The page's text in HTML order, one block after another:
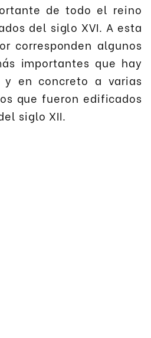
de todo el reino
del siglo XVI. A esta
corresponden algunos
importantes que hay
y en concreto a varias
que fueron edificados
siglo XII.